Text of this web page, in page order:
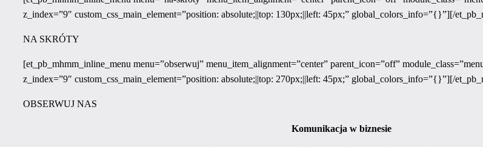
z_index=”9″ custom_css_main_element=”position: absolute;||top: 130px;||left: 45px;” global_colors_info=”{}”][/
NA SKRÓTY
[et_pb_mhmm_inline_menu menu=”obserwuj” menu_item_alignment=”center” parent_icon=”off”
z_index=”9″ custom_css_main_element=”position: absolute;||top: 270px;||left: 45px;” global_colors_info=”{}”][/
OBSERWUJ NAS
Komunikacja w biznesie